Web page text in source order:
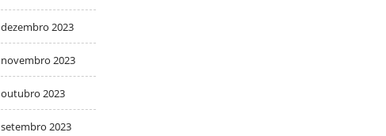
dezembro 2023
novembro 2023
outubro 2023
setembro 2023